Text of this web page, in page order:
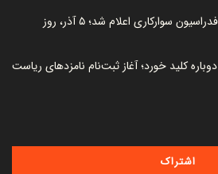
زمان رونمایی از رئیس جدید فدراسیون سوارکاری اعلام شد؛ ۵ آذر، روز
کلید خورد؛ آغاز ثبت‌نام نامزدهای ریاست